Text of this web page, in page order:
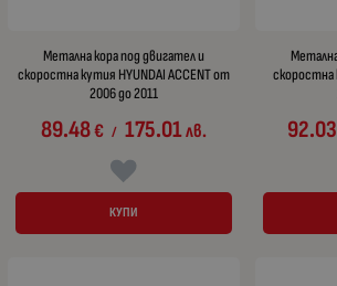
Метална кора под двигател и
скоростна кутия HYUNDAI ACCENT от
2006 до 2011
89.48€ / 175.01лв.
КУПИ
скоростна
92.03